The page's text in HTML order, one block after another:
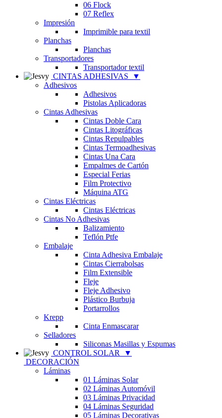
06 Flock
07 Reflex
Impresión
Imprimible para textil
Planchas
Planchas
Transportadores
Transportador textil
CINTAS ADHESIVAS
▼
Adhesivos
Adhesivos
Pistolas Aplicadoras
Cintas Adhesivas
Cintas Doble Cara
Cintas Litográficas
Cintas Repulpables
Cintas Termoadhesivas
Cintas Una Cara
Empalmes de Cartón
Especial Ferias
Film Protectivo
Máquina ATG
Cintas Eléctricas
Cintas Eléctricas
Cintas No Adhesivas
Balizamiento
Teflón Ptfe
Embalaje
Cinta Adhesiva Embalaje
Cintas Cierrabolsas
Film Extensible
Fleje
Fleje Adhesivo
Plástico Burbuja
Portarrollos
Krepp
Cinta Enmascarar
Selladores
Siliconas Masillas y Espumas
CONTROL SOLAR
▼
DECORACIÓN
Láminas
01 Láminas Solar
02 Láminas Automóvil
03 Láminas Privacidad
04 Láminas Seguridad
05 Láminas Decorativas